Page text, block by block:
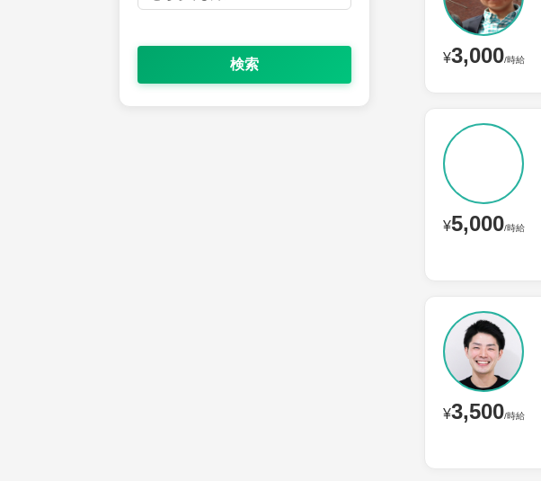
検索 ¥3,000/時給
¥5,000/時給
¥3,500/時給